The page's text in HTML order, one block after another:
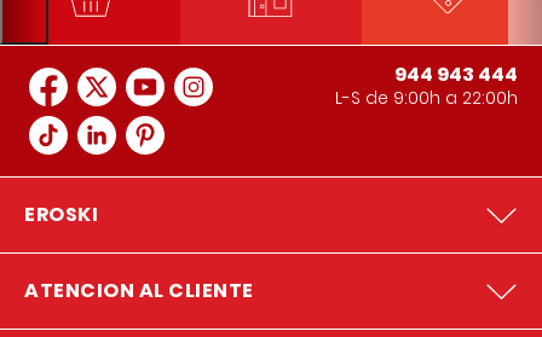
944 943 444
L-S de 9:00h a 22:00h
EROSKI
ATENCION AL CLIENTE